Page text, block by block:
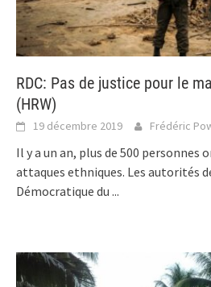
RDC: Pas de justice pour le
(HRW)
19 décembre 2019 Frédéric
Il y a un an, plus de 500 personnes
attaques ethniques. Les autorités
Démocratique du ...